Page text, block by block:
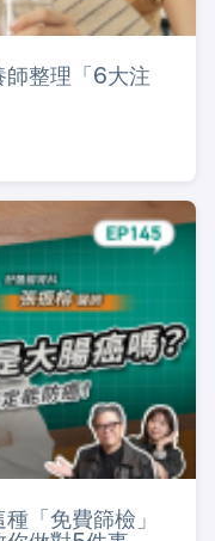
師整理「6大注
「免費篩檢」